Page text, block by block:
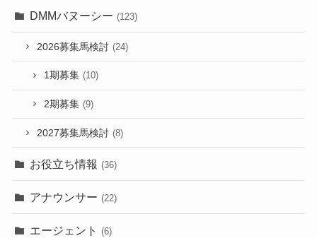
DMMバヌーシー (123)
2026募集馬検討 (24)
1期募集 (10)
2期募集 (9)
2027募集馬検討 (8)
お役立ち情報 (36)
アナウンサー (22)
エージェント (6)